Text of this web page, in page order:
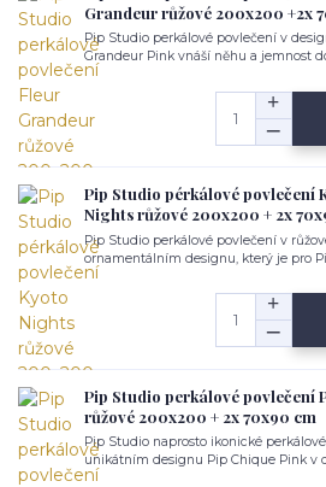
Grandeur růžové 200x200 +2x
Pip Studio perkálové povlečení v
Grandeur Pink vnáší něhu a jemnost
Pip Studio pérkálové povlečení
Nights růžové 200x200 + 2x
Pip Studio perkálové povlečení v
ornamentálním designu, který je pro
Pip Studio perkálové povlečení
růžové 200x200 + 2x 70x90 cm
Pip Studio naprosto ikonické
unikátním designu Pip Chique Pink v